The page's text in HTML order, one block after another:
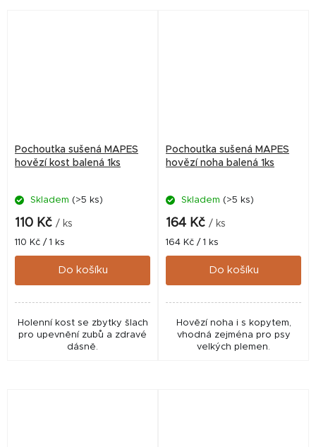
Pochoutka sušená MAPES
hovězí kost balená 1ks
Skladem (>5 ks)
110 Kč / ks
Měrná
cena:
110 Kč / 1 ks
Do košíku
Holenní kost se zbytky šlach
pro upevnění zubů a zdravé
dásně.
Pochoutka sušená MAPES
hovězí noha balená 1ks
Skladem (>5 ks)
164 Kč / ks
Měrná
cena:
164 Kč / 1 ks
Do košíku
Hovězí noha i s kopytem,
vhodná zejména pro psy
velkých plemen.